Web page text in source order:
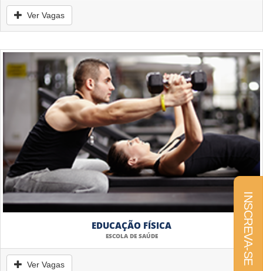
Ver Vagas
EDUCAÇÃO FÍSICA
ESCOLA DE SAÚDE
Ver Vagas INSCREVA-SE